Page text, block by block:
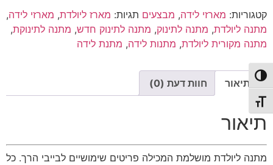
הפעל/כבה ניגודיות גבוהה
מתג גודל גופן
|
מתנה
ליולדת
קטגוריות: מארזי לידה, מבצעים תגיות: מארז ליולדת, מארזי לידה,
מתנה ליולדת, מתנה לתינוק, מתנה לתינוק חדש, מתנה לתינוקת,
מתנה מקורית ליולדת, מתנות לידה, מתנת לידה
תיאור חוות דעת (0)
תיאור
מתנה ליולדת מושלמת המכילה פריטים שימושיים לבייבי הרך. כל